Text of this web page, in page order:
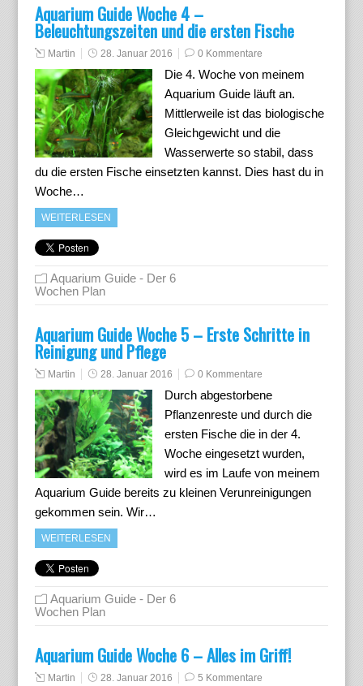
Aquarium Guide Woche 4 –
Beleuchtungszeiten und die ersten Fische
Martin 28. Januar 2016 0 Kommentare
Die 4. Woche von meinem
Aquarium Guide läuft an.
Mittlerweile ist das biologische
Gleichgewicht und die
Wasserwerte so stabil, dass
du die ersten Fische einsetzten kannst. Dies hast du in
Woche…
WEITERLESEN
Aquarium Guide - Der 6
Wochen Plan
Aquarium Guide Woche 5 – Erste Schritte in
Reinigung und Pflege
Martin 28. Januar 2016 0 Kommentare
Durch abgestorbene
Pflanzenreste und durch die
ersten Fische die in der 4.
Woche eingesetzt wurden,
wird es im Laufe von meinem
Aquarium Guide bereits zu kleinen Verunreinigungen
gekommen sein. Wir…
WEITERLESEN
Aquarium Guide - Der 6
Wochen Plan
Aquarium Guide Woche 6 – Alles im Griff!
Martin 28. Januar 2016 5 Kommentare